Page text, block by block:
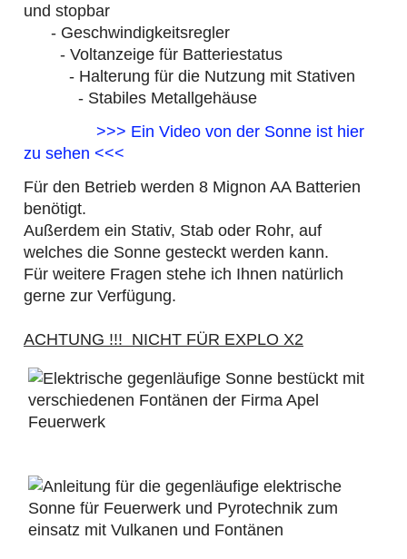
und stopbar
- Geschwindigkeitsregler
- Voltanzeige für Batteriestatus
- Halterung für die Nutzung mit Stativen
- Stabiles Metallgehäuse
>>> Ein Video von der Sonne ist hier
zu sehen <<<
Für den Betrieb werden 8 Mignon AA Batterien
benötigt.
Außerdem ein Stativ, Stab oder Rohr, auf
welches die Sonne gesteckt werden kann.
Für weitere Fragen stehe ich Ihnen natürlich
gerne zur Verfügung.
ACHTUNG !!! NICHT FÜR EXPLO X2